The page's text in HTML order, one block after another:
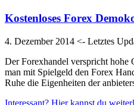
Kostenloses Forex
4. Dezember 2014 <- Letztes
Der Forexhandel verspricht hohe
man mit Spielgeld den Forex
Ruhe die Eigenheiten der
Interessant? Hier kannst du